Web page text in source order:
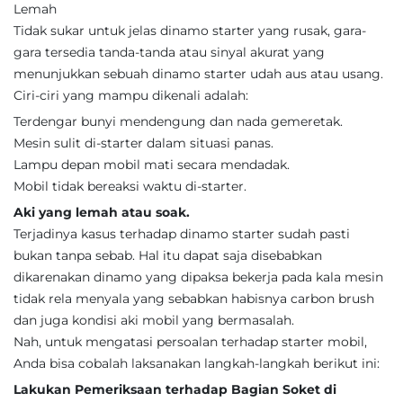
Lemah
Tidak sukar untuk jelas dinamo starter yang rusak, gara-
gara tersedia tanda-tanda atau sinyal akurat yang
menunjukkan sebuah dinamo starter udah aus atau usang.
Ciri-ciri yang mampu dikenali adalah:
Terdengar bunyi mendengung dan nada gemeretak.
Mesin sulit di-starter dalam situasi panas.
Lampu depan mobil mati secara mendadak.
Mobil tidak bereaksi waktu di-starter.
Aki yang lemah atau soak.
Terjadinya kasus terhadap dinamo starter sudah pasti
bukan tanpa sebab. Hal itu dapat saja disebabkan
dikarenakan dinamo yang dipaksa bekerja pada kala mesin
tidak rela menyala yang sebabkan habisnya carbon brush
dan juga kondisi aki mobil yang bermasalah.
Nah, untuk mengatasi persoalan terhadap starter mobil,
Anda bisa cobalah laksanakan langkah-langkah berikut ini:
Lakukan Pemeriksaan terhadap Bagian Soket di